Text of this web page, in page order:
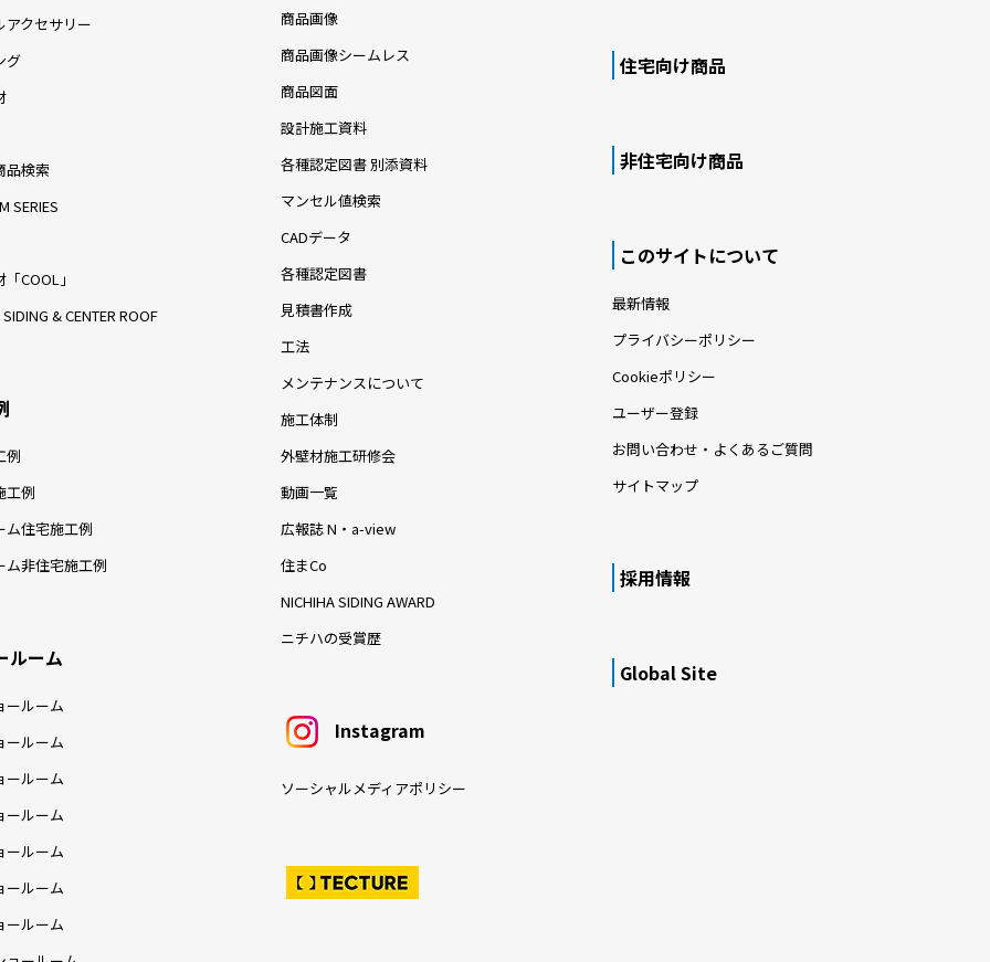
アクセサリー
グ
品検索
SERIES
COOL」
SIDING & CENTER ROOF
例
工例
ム住宅施工例
ム非住宅施工例
ルーム
ールーム
ールーム
ールーム
ールーム
ールーム
ールーム
ールーム
商品画像
商品画像シームレス
商品図面
設計施工資料
各種認定図書 別添資料
マンセル値検索
CADデータ
各種認定図書
見積書作成
工法
メンテナンスについて
施工体制
外壁材施工研修会
動画一覧
広報誌 N・a-view
住まCo
NICHIHA SIDING AWARD
ニチハの受賞歴
Instagram
ソーシャルメディアポリシー
住宅向け商品
非住宅向け商品
このサイトについて
最新情報
プライバシーポリシー
Cookieポリシー
ユーザー登録
お問い合わせ・よくあるご質問
サイトマップ
採用情報
Global Site